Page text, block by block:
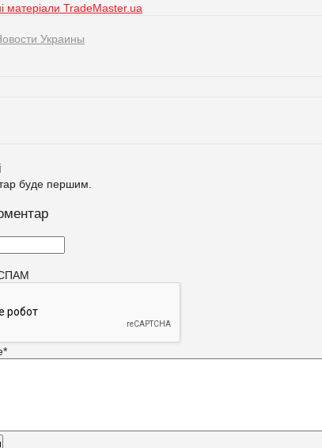
матеріали TradeMaster.ua
Украины
буде першим.
СПАМ
*